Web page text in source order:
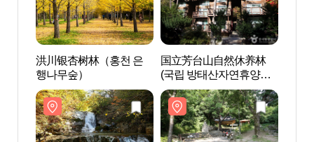
洪川银杏树林（홍천 은
행나무숲）
国立芳台山自然休养林
(국립 방태산자연휴양
림）